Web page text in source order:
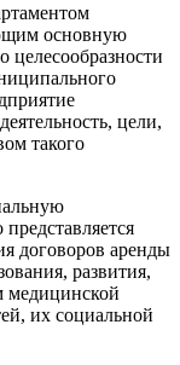
основную
целесообразности
цели,
такого
договоров аренды
развития,
медицинской
их социальной